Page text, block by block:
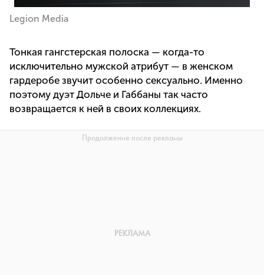
Legion Media
Тонкая гангстерская полоска — когда-то
исключительно мужской атрибут — в женском
гардеробе звучит особенно сексуально. Именно
поэтому дуэт Дольче и Габбаны так часто
возвращается к ней в своих коллекциях.